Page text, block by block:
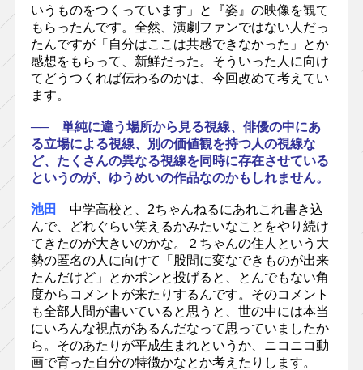
いうものをつくっています」と『姿』の映像を観て
もらったんです。全然、演劇ファンではない人だっ
たんですが「自分はここは共感できなかった」とか
感想をもらって、新鮮だった。そういった人に向け
てどうつくれば伝わるのかは、今回改めて考えてい
ます。
── 単純に違う場所から見る視線、俳優の中にあ
る立場による視線、別の価値観を持つ人の視線な
ど、たくさんの異なる視線を同時に存在させている
というのが、ゆうめいの作品なのかもしれません。
池田
中学高校と、2ちゃんねるにあれこれ書き込
んで、どれぐらい笑えるかみたいなことをやり続け
てきたのが大きいのかな。２ちゃんの住人という大
勢の匿名の人に向けて「股間に変なできものが出来
たんだけど」とかポンと投げると、とんでもない角
度からコメントが来たりするんです。そのコメント
も全部人間が書いていると思うと、世の中には本当
にいろんな視点があるんだなって思っていましたか
ら。そのあたりが平成生まれというか、ニコニコ動
画で育った自分の特徴かなとか考えたりします。